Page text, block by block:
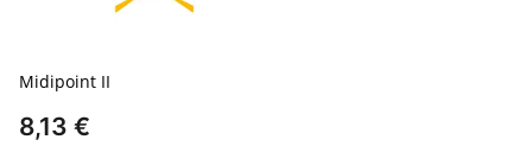
Midipoint II
8,13 €